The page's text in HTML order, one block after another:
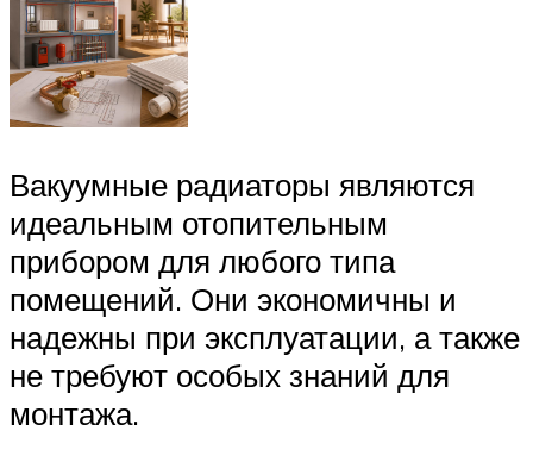
Вакуумные радиаторы являются
идеальным отопительным
прибором для любого типа
помещений. Они экономичны и
надежны при эксплуатации, а также
не требуют особых знаний для
монтажа.